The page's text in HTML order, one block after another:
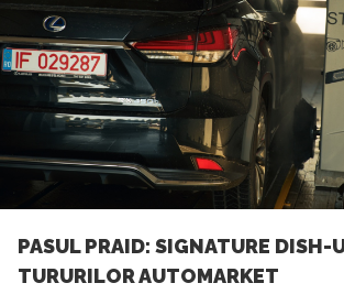
PASUL PRAID: SIGNATURE DISH-
TURURILOR AUTOMARKET